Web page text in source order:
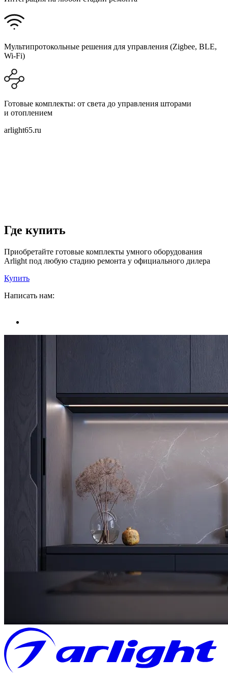
Мультипротокольные решения для управления (Zigbee, BLE,
Wi-Fi)
Готовые комплекты: от света до управления шторами
и отоплением
arlight65.ru
Где купить
Приобретайте готовые комплекты умного оборудования
Arlight под любую стадию ремонта у официального дилера
Купить
Написать нам: